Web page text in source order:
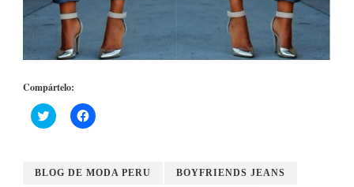
Compártelo:
Haz
clic
(Se
Haz
clic
(Se
BLOG DE MODA PERU BOYFRIENDS JEANS